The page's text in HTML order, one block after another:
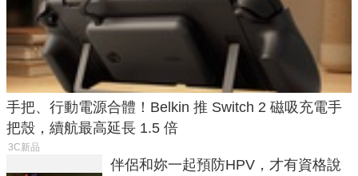
手把、行動電源合體！Belkin 推 Switch 2 磁吸充電手
把殼，續航最高延長 1.5 倍
3C新品
伴侶和妳一起預防HPV，才有資格說